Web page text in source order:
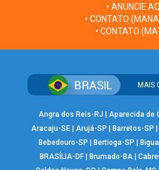
• ANUNCIE
• CONTATO
• CONTATO
MAIS
Angra dos Reis-RJ Aparecida de
Aracaju-SE |Arujá-SP Barretos-SP
Bebedouro-SP
Bertioga-SP
BRASÍLIA-DF| Brumado-BA|